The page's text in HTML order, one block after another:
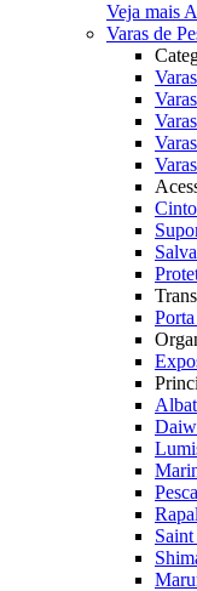
Veja mais
Varas de